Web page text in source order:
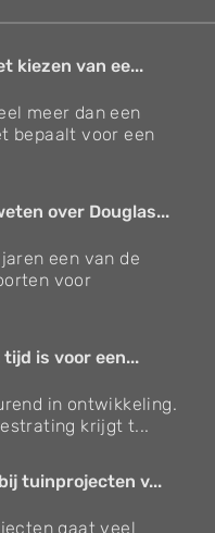
kiezen van ee...
meer dan een
bepaalt voor een
over Douglas...
een van de
voor
is voor een...
in ontwikkeling.
krijgt t...
tuinprojecten v...
gaat veel